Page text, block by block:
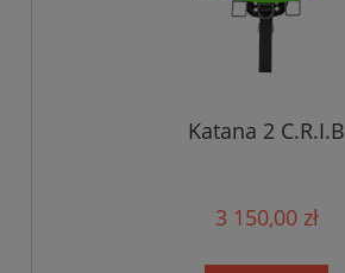
Katana 2 C.R.I.B
3 150,00 zł